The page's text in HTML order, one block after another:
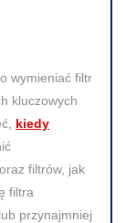
wymieniać filtr
kluczowych
kiedy
filtrów, jak
filtra
przynajmniej